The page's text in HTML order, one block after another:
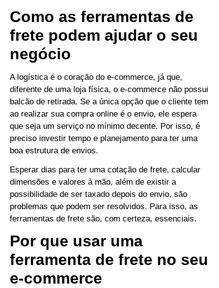
Como as ferramentas de
frete podem ajudar o seu
negócio
A logística é o coração do e-commerce, já que,
diferente de uma loja física, o e-commerce não possui
balcão de retirada. Se a única opção que o cliente tem
ao realizar sua compra online é o envio, ele espera
que seja um serviço no mínimo decente. Por isso, é
preciso investir tempo e planejamento para ter uma
boa estrutura de envios.
Esperar dias para ter uma cotação de frete, calcular
dimensões e valores à mão, além de existir a
possibilidade de ser taxado depois do envio, são
problemas que podem ser resolvidos. Para isso, as
ferramentas de frete são, com certeza, essenciais.
Por que usar uma
ferramenta de frete no seu
e-commerce